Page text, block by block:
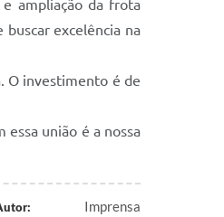
ampliação da frota
excelência na
O investimento é de
união é a nossa
Imprensa